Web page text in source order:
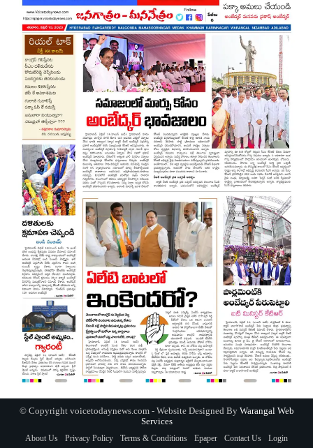
© Copyright voicetodaynews.com - Website Designed By Warangal Web
Services
About Us Privacy Policy Terms & Conditions Epaper Contact Us Login